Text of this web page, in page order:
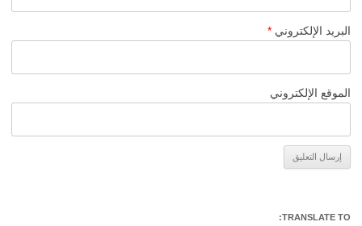
البريد الإلكتروني *
الموقع الإلكتروني
TRANSLATE TO: